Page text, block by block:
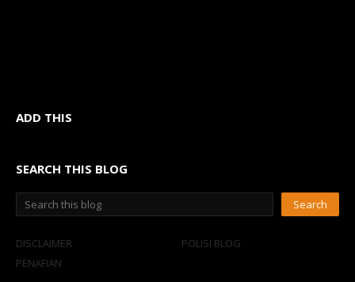
ADD THIS
SEARCH THIS BLOG
DISCLAIMER
POLISI BLOG
PENAFIAN